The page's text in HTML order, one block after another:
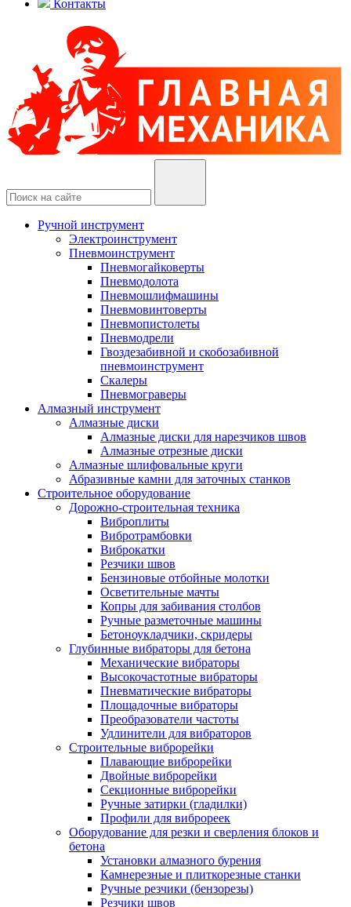
Контакты
Ручной инструмент
Электроинструмент
Пневмоинструмент
Пневмогайковерты
Пневмодолота
Пневмошлифмашины
Пневмовинтоверты
Пневмопистолеты
Пневмодрели
Гвоздезабивной и скобозабивной
пневмоинструмент
Скалеры
Пневмограверы
Алмазный инструмент
Алмазные диски
Алмазные диски для нарезчиков швов
Алмазные отрезные диски
Алмазные шлифовальные круги
Абразивные камни для заточных станков
Строительное оборудование
Дорожно-строительная техника
Виброплиты
Вибротрамбовки
Виброкатки
Резчики швов
Бензиновые отбойные молотки
Осветительные мачты
Копры для забивания столбов
Ручные разметочные машины
Бетоноукладчики, скридеры
Глубинные вибраторы для бетона
Механические вибраторы
Высокочастотные вибраторы
Пневматические вибраторы
Площадочные вибраторы
Преобразователи частоты
Удлинители для вибраторов
Строительные виброрейки
Плавающие виброрейки
Двойные виброрейки
Секционные виброрейки
Ручные затирки (гладилки)
Профили для виброреек
Оборудование для резки и сверления блоков и
бетона
Установки алмазного бурения
Камнерезные и плиткорезные станки
Ручные резчики (бензорезы)
Резчики швов